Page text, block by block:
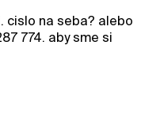
cislo na seba? alebo
774. aby sme si